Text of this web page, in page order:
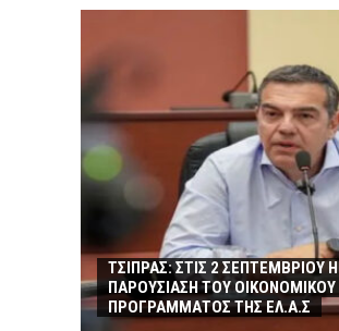
ΤΣΙΠΡΑΣ: ΣΤΙΣ 2 ΣΕΠΤΕΜΒΡΙΟΥ Η
ΠΑΡΟΥΣΙΑΣΗ ΤΟΥ ΟΙΚΟΝΟΜΙΚΟΥ
ΠΡΟΓΡΑΜΜΑΤΟΣ ΤΗΣ ΕΛ.Α.Σ